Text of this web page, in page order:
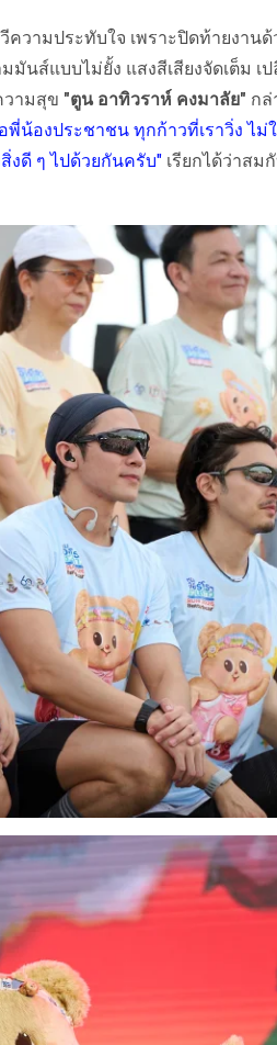
ความประทับใจ เพราะปิดท้ายงาน
มันส์แบบไม่ยั้ง แสงสีเสียงจัดเต็ม
วามสุข "ตูน อาทิวราห์ คงมาลัย" กล่
องประชาชน ทุกก้าวที่เราวิ่ง ไม่
ดี ๆ ไปด้วยกันครับ" เรียกได้ว่าสม